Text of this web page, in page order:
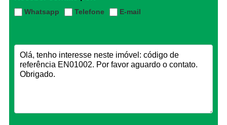
Whatsapp Telefone E-mail